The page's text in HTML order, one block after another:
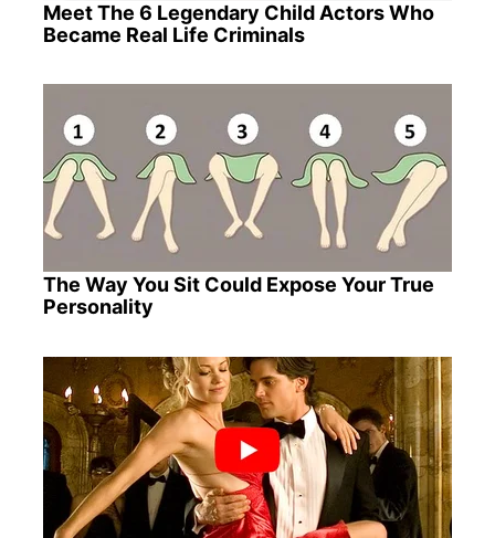
Meet The 6 Legendary Child Actors Who
Became Real Life Criminals
The Way You Sit Could Expose Your True
Personality